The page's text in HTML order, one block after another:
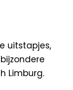
uitstapjes,
Limburg.